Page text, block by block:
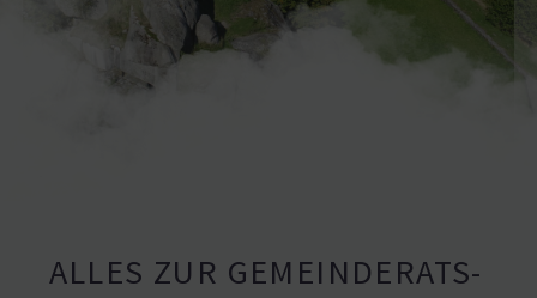
ALLES ZUR GEMEIN­DE­RATS­